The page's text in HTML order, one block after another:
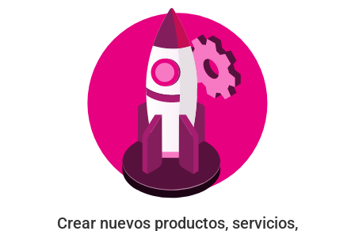
Crear nuevos productos, servicios,